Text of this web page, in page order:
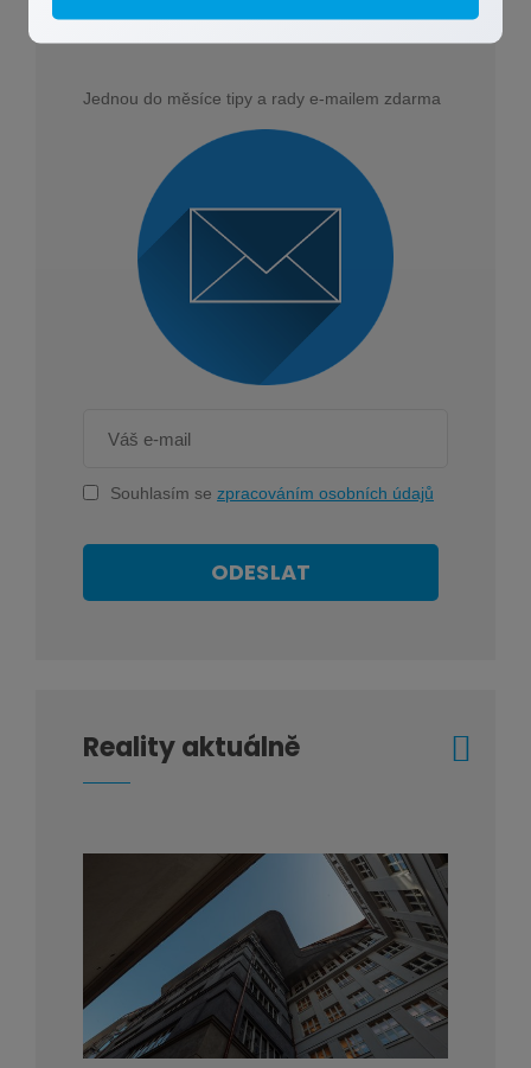
Jednou do měsíce tipy a rady e-mailem zdarma
Souhlasím se zpracováním osobních údajů
ODESLAT
Reality aktuálně